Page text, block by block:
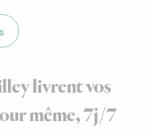
livrent vos
même, 7j/7